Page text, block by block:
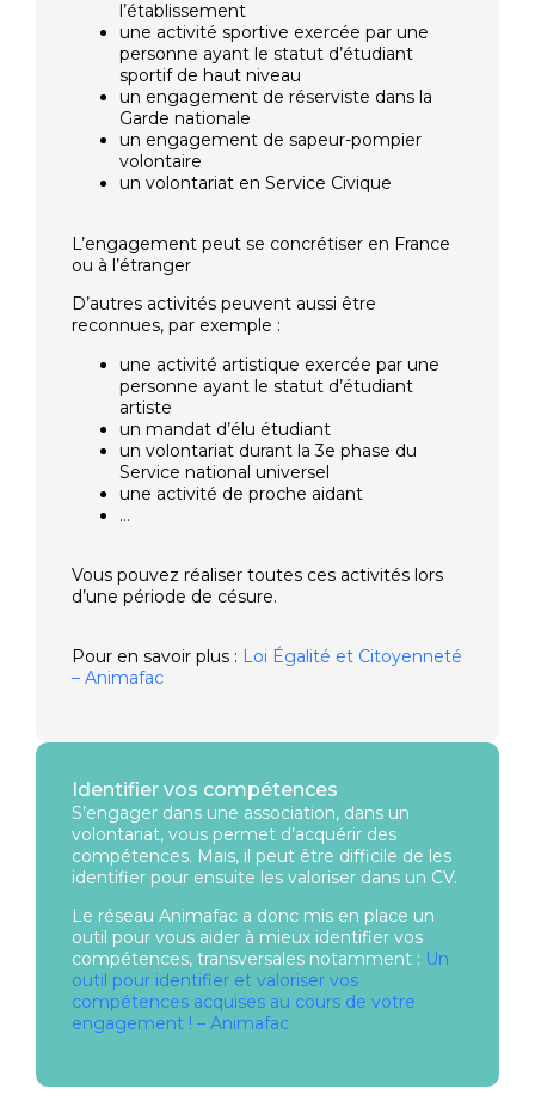
l’établissement
une activité sportive exercée par une
personne ayant le statut d’étudiant
sportif de haut niveau
un engagement de réserviste dans la
Garde nationale
un engagement de sapeur-pompier
volontaire
un volontariat en Service Civique
L’engagement peut se concrétiser en France
ou à l’étranger
D’autres activités peuvent aussi être
reconnues, par exemple :
une activité artistique exercée par une
personne ayant le statut d’étudiant
artiste
un mandat d’élu étudiant
un volontariat durant la 3e phase du
Service national universel
une activité de proche aidant
…
Vous pouvez réaliser toutes ces activités lors
d’une période de césure.
Pour en savoir plus : Loi Égalité et Citoyenneté
– Animafac
Identifier vos compétences
S’engager dans une association, dans un
volontariat, vous permet d’acquérir des
compétences. Mais, il peut être difficile de les
identifier pour ensuite les valoriser dans un CV.
Le réseau Animafac a donc mis en place un
outil pour vous aider à mieux identifier vos
compétences, transversales notamment : Un
outil pour identifier et valoriser vos
compétences acquises au cours de votre
engagement ! – Animafac